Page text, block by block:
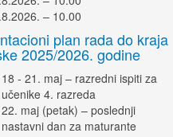
– 10.00
plan rada do kraja
2025/2026. godine
18 - 21. maj – razredni ispiti za
učenike 4. razreda
22. maj (petak) – poslednji
nastavni dan za maturante